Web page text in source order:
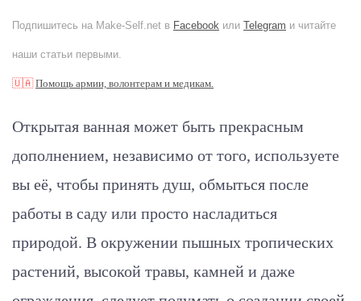
Подпишитесь на Make-Self.net в Facebook или Telegram и читайте
наши статьи первыми.
🇺🇦Помощь армии, волонтерам и медикам.
Открытая ванная может быть прекрасным
дополнением, независимо от того, используете
вы её, чтобы принять душ, обмыться после
работы в саду или просто насладиться
природой. В окружении пышных тропических
растений, высокой травы, камней и даже